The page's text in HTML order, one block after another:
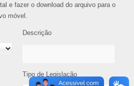
e fazer o download do arquivo para o
móvel.
Descrição
Tipo de Legislação